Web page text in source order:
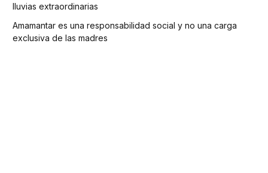
lluvias extraordinarias
Amamantar es una responsabilidad social y no una carga
exclusiva de las madres